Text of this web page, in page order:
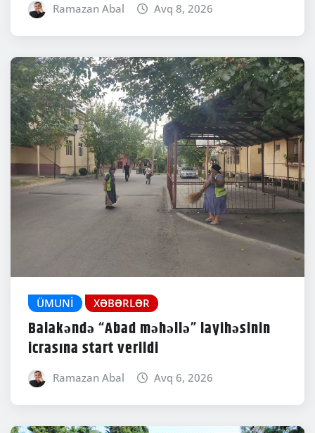
Ramazan Abal Avq 8, 2026
ÜMUNI XƏBƏRLƏR
Balakəndə “Abad məhəllə” layihəsinin
icrasına start verildi
Ramazan Abal Avq 6, 2026